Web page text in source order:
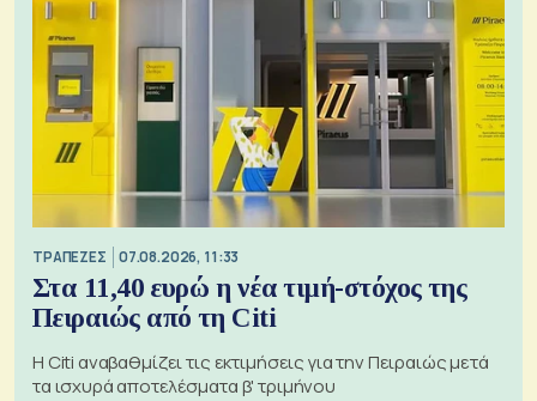
ΤΡΑΠΕΖΕΣ 07.08.2026, 11:33
Στα 11,40 ευρώ η νέα τιμή-στόχος της
Πειραιώς από τη Citi
Η Citi αναβαθμίζει τις εκτιμήσεις για την Πειραιώς μετά
τα ισχυρά αποτελέσματα β' τριμήνου